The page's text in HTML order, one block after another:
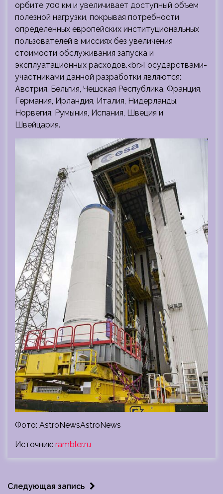
орбите 700 км и увеличивает доступный объем
полезной нагрузки, покрывая потребности
определенных европейских институциональных
пользователей в миссиях без увеличения
стоимости обслуживания запуска и
эксплуатационных расходов.<br>Государствами-
участниками данной разработки являются:
Австрия, Бельгия, Чешская Республика, Франция,
Германия, Ирландия, Италия, Нидерланды,
Норвегия, Румыния, Испания, Швеция и
Швейцария.
Фото: AstroNewsAstroNews
Источник: rambler.ru
Следующая запись